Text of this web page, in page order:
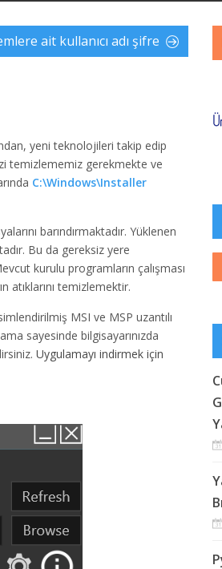
ait kullanıcı adı şifre
yeni teknolojileri takip edip
temizlememiz gerekmekte ve
C:\Windows\Installer
barındırmaktadır. Yüklenen
Bu da gereksiz yere
kurulu programların çalışması
atıklarını temizlemektir.
MSI ve MSP uzantılı
sayesinde bilgisayarınızda
Uygulamayı indirmek için